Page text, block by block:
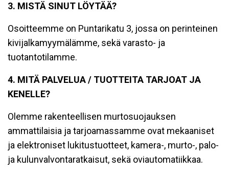
3. MISTÄ SINUT LÖYTÄÄ?
Osoitteemme on Puntarikatu 3, jossa on perinteinen
kivijalkamyymälämme, sekä varasto- ja
tuotantotilamme.
4. MITÄ PALVELUA / TUOTTEITA TARJOAT JA
KENELLE?
Olemme rakenteellisen murtosuojauksen
ammattilaisia ja tarjoamassamme ovat mekaaniset
ja elektroniset lukitustuotteet, kamera-, murto-, palo-
ja kulunvalvontaratkaisut, sekä oviautomatiikkaa.